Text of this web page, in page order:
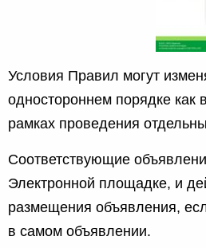
Условия Правил могут
одностороннем порядке как
рамках проведения
Соответствующие
Электронной площадке, и
размещения объявления,
в самом объявлении.